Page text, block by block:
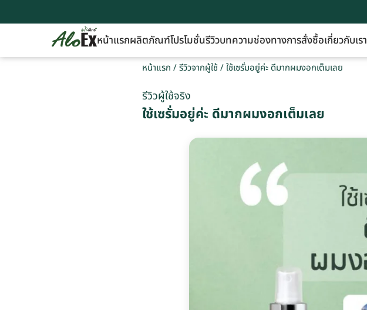
หน้าแรกผลิตภัณฑ์โปรโมชั่นรีวิวบทความช่องทางการสั่งซื้อเกี่ยวกับเรา
หน้าแรก /รีวิวจากผู้ใช้ /ใช้เซรั่มอยู่ค่ะ ดีมากผมงอกเต็มเลย
รีวิวผู้ใช้จริง
ใช้เซรั่มอยู่ค่ะ ดีมากผมงอกเต็มเลย